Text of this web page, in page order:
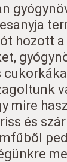
hozott
mire
és